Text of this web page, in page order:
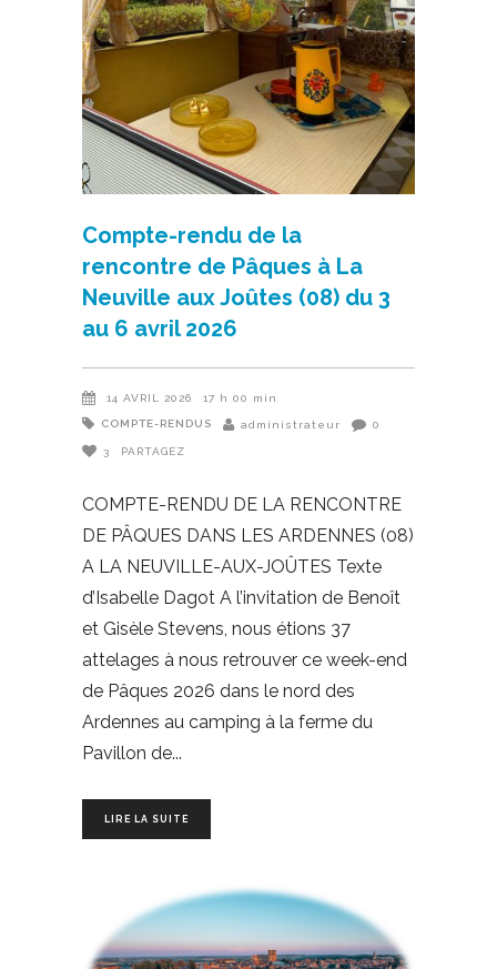
Compte-rendu de la
rencontre de Pâques à La
Neuville aux Joûtes (08) du 3
au 6 avril 2026
14 AVRIL 2026 17 h 00 min
COMPTE-RENDUS administrateur 0
3 PARTAGEZ
COMPTE-RENDU DE LA RENCONTRE
DE PÂQUES DANS LES ARDENNES (08)
A LA NEUVILLE-AUX-JOÛTES Texte
d’Isabelle Dagot A l’invitation de Benoît
et Gisèle Stevens, nous étions 37
attelages à nous retrouver ce week-end
de Pâques 2026 dans le nord des
Ardennes au camping à la ferme du
Pavillon de
LIRE LA SUITE